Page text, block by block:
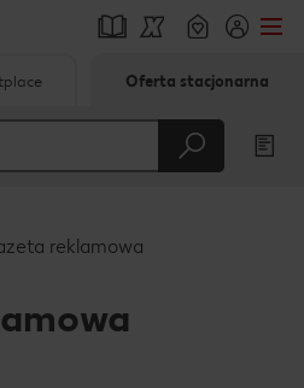
Oferta stacjonarna
reklamowa